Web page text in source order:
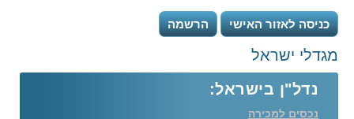
כניסה לאזור האישי הרשמה
מגדלי ישראל
נדל"ן בישראל:
נכסים למכירה